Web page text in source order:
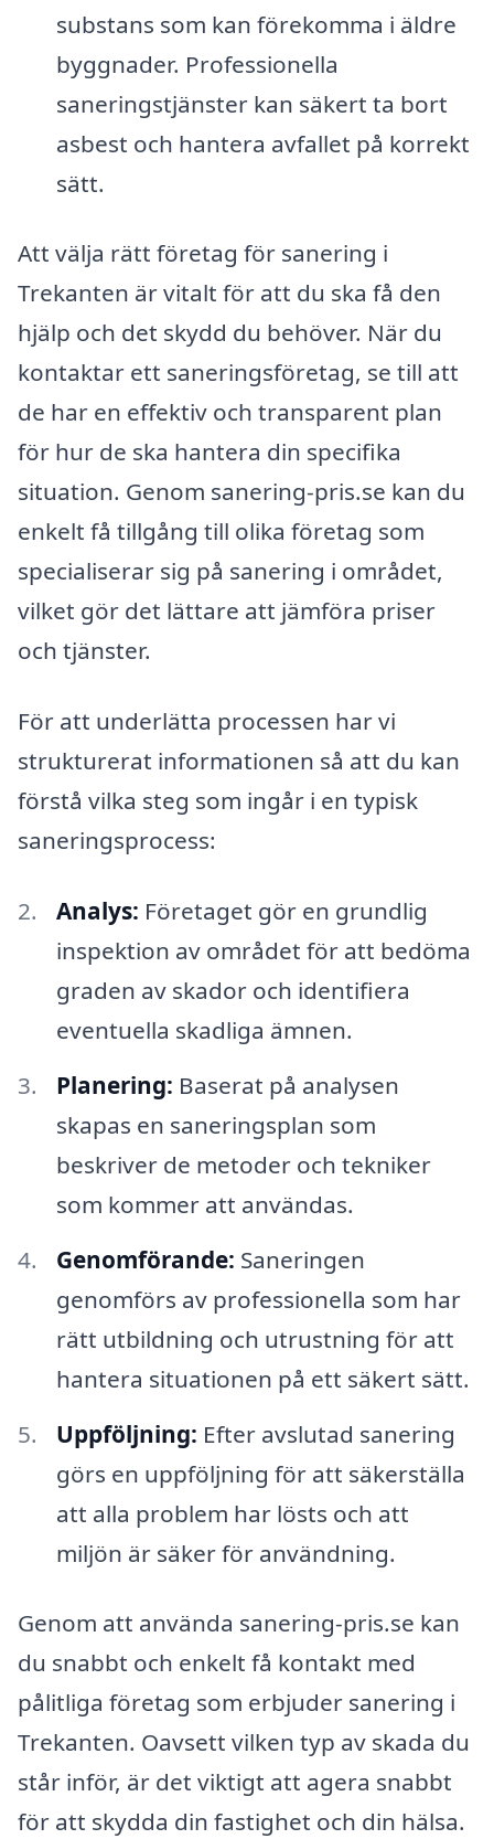
substans som kan förekomma i äldre
byggnader. Professionella
saneringstjänster kan säkert ta bort
asbest och hantera avfallet på korrekt
sätt.
Att välja rätt företag för sanering i
Trekanten är vitalt för att du ska få den
hjälp och det skydd du behöver. När du
kontaktar ett saneringsföretag, se till att
de har en effektiv och transparent plan
för hur de ska hantera din specifika
situation. Genom sanering-pris.se kan du
enkelt få tillgång till olika företag som
specialiserar sig på sanering i området,
vilket gör det lättare att jämföra priser
och tjänster.
För att underlätta processen har vi
strukturerat informationen så att du kan
förstå vilka steg som ingår i en typisk
saneringsprocess:
Analys: Företaget gör en grundlig
inspektion av området för att bedöma
graden av skador och identifiera
eventuella skadliga ämnen.
Planering: Baserat på analysen
skapas en saneringsplan som
beskriver de metoder och tekniker
som kommer att användas.
Genomförande: Saneringen
genomförs av professionella som har
rätt utbildning och utrustning för att
hantera situationen på ett säkert sätt.
Uppföljning: Efter avslutad sanering
görs en uppföljning för att säkerställa
att alla problem har lösts och att
miljön är säker för användning.
Genom att använda sanering-pris.se kan
du snabbt och enkelt få kontakt med
pålitliga företag som erbjuder sanering i
Trekanten. Oavsett vilken typ av skada du
står inför, är det viktigt att agera snabbt
för att skydda din fastighet och din hälsa.